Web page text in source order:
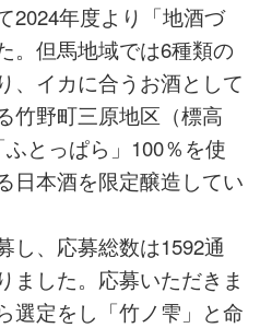
2024年度より「地酒づ
。但馬地域では6種類の
、イカに合うお酒として
竹野町三原地区（標高
とっぱら」100％を使
日本酒を限定醸造してい
し、応募総数は1592通
ました。応募いただきま
選定をし「竹ノ雫」と命